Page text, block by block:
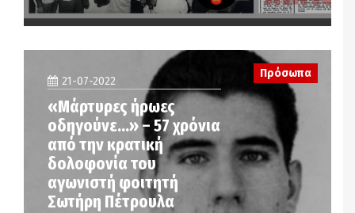
21-07-2022
«Μάρτυρες ήρωες
οδηγούνε…» – 57 χρόνια
από την κρατική
δολοφονία του
αγωνιστή φοιτητή
Σωτήρη Πέτρουλα
Πρόσωπα